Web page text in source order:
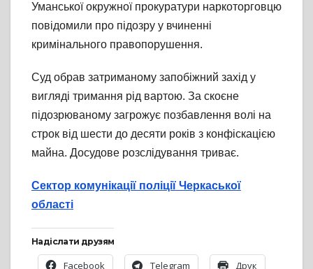
Уманської окружної прокуратури наркоторговцю
повідомили про підозру у вчиненні
кримінального правопорушення.
Суд обрав затриманому запобіжний захід у
вигляді тримання рід вартою. За скоєне
підозрюваному загрожує позбавлення волі на
строк від шести до десяти років з конфіскацією
майна. Досудове розслідування триває.
Сектор комунікації поліції Черкаської
області
Надіслати друзям
Facebook Telegram Друк